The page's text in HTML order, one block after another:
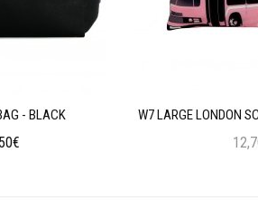
- BLACK W7 LARGE LONDON